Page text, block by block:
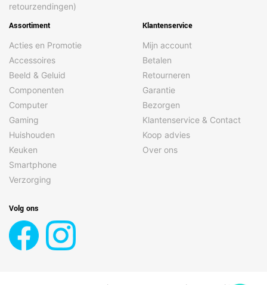
retourzendingen)
Assortiment
Acties en Promotie
Accessoires
Beeld & Geluid
Componenten
Computer
Gaming
Huishouden
Keuken
Smartphone
Verzorging
Klantenservice
Mijn account
Betalen
Retourneren
Garantie
Bezorgen
Klantenservice & Contact
Koop advies
Over ons
Volg ons